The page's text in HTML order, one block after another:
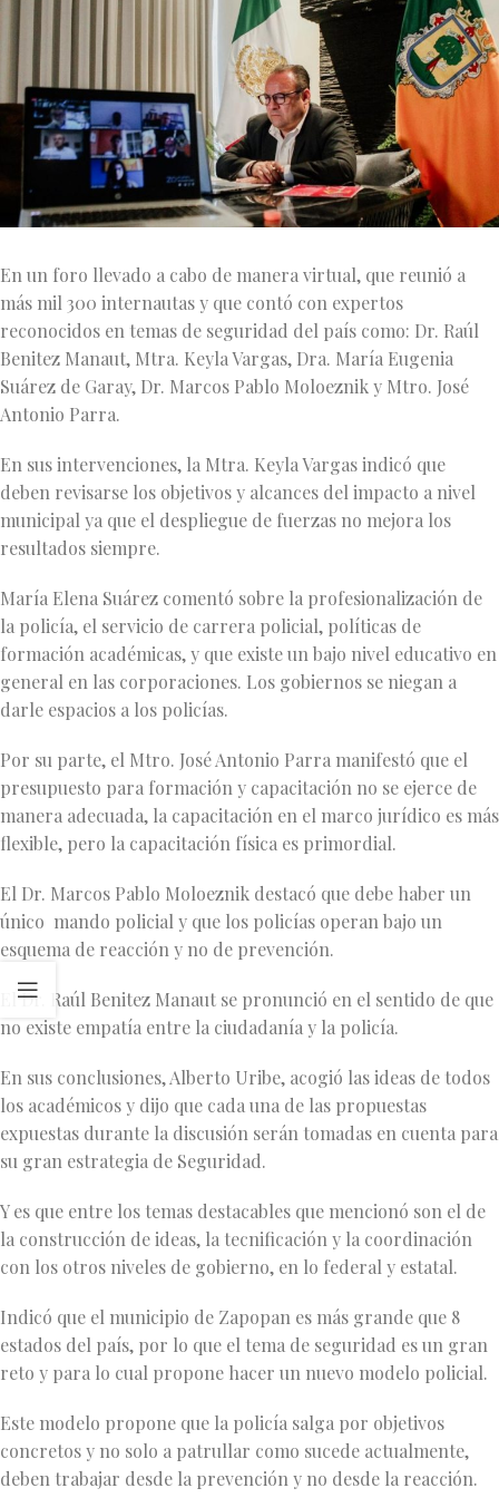
En un foro llevado a cabo de manera virtual, que reunió a
más mil 300 internautas y que contó con expertos
reconocidos en temas de seguridad del país como: Dr. Raúl
Benitez Manaut, Mtra. Keyla Vargas, Dra. María Eugenia
Suárez de Garay, Dr. Marcos Pablo Moloeznik y Mtro. José
Antonio Parra.
En sus intervenciones, la Mtra. Keyla Vargas indicó que
deben revisarse los objetivos y alcances del impacto a nivel
municipal ya que el despliegue de fuerzas no mejora los
resultados siempre.
María Elena Suárez comentó sobre la profesionalización de
la policía, el servicio de carrera policial, políticas de
formación académicas, y que existe un bajo nivel educativo en
general en las corporaciones. Los gobiernos se niegan a
darle espacios a los policías.
Por su parte, el Mtro. José Antonio Parra manifestó que el
presupuesto para formación y capacitación no se ejerce de
manera adecuada, la capacitación en el marco jurídico es más
flexible, pero la capacitación física es primordial.
El Dr. Marcos Pablo Moloeznik destacó que debe haber un
único mando policial y que los policías operan bajo un
esquema de reacción y no de prevención.
El Dr. Raúl Benitez Manaut se pronunció en el sentido de que
no existe empatía entre la ciudadanía y la policía.
En sus conclusiones, Alberto Uribe, acogió las ideas de todos
los académicos y dijo que cada una de las propuestas
expuestas durante la discusión serán tomadas en cuenta para
su gran estrategia de Seguridad.
Y es que entre los temas destacables que mencionó son el de
la construcción de ideas, la tecnificación y la coordinación
con los otros niveles de gobierno, en lo federal y estatal.
Indicó que el municipio de Zapopan es más grande que 8
estados del país, por lo que el tema de seguridad es un gran
reto y para lo cual propone hacer un nuevo modelo policial.
Este modelo propone que la policía salga por objetivos
concretos y no solo a patrullar como sucede actualmente,
deben trabajar desde la prevención y no desde la reacción.